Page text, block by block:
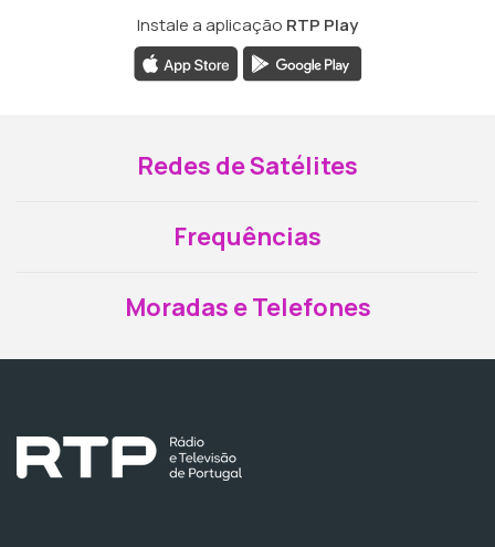
Instale a aplicação RTP Play
Redes de Satélites
Frequências
Moradas e Telefones